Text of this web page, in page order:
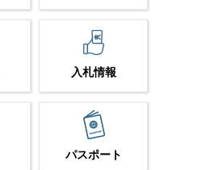
入札情報
パスポート